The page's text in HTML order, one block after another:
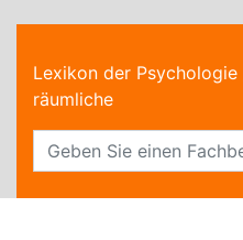
Lexikon der Psychologie
räumliche